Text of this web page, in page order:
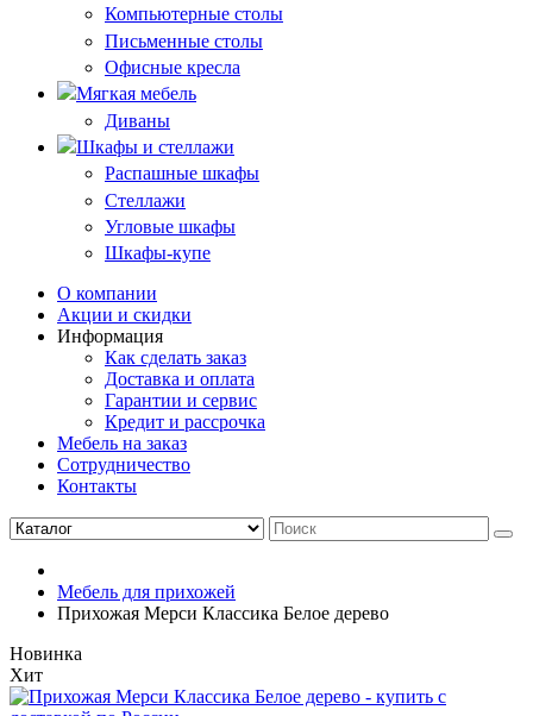
Компьютерные столы
Письменные столы
Офисные кресла
Мягкая мебель
Диваны
Шкафы и стеллажи
Распашные шкафы
Стеллажи
Угловые шкафы
Шкафы-купе
О компании
Акции и скидки
Информация
Как сделать заказ
Доставка и оплата
Гарантии и сервис
Кредит и рассрочка
Мебель на заказ
Сотрудничество
Контакты
Мебель для прихожей
Прихожая Мерси Классика Белое дерево
Новинка
Хит